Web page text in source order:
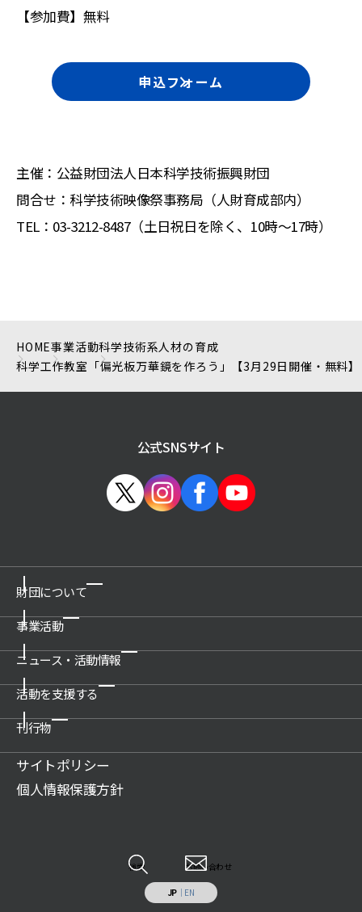
【参加費】無料
申込フォーム
主催：公益財団法人日本科学技術振興財団
問合せ：科学技術映像祭事務局（人財育成部内）
TEL：03-3212-8487（土日祝日を除く、10時～17時）
HOME事業活動科学技術系人材の育成
科学工作教室「偏光板万華鏡を作ろう」【3月29日開催・無料】
公式SNSサイト
財団について
ご挨拶
概要
沿革
関連団体
アクセス
事業活動
博物館の運営管理・プロデュース
科学技術館
所沢航空発祥記念館
展示物の貸出（巡回展示物）
科学技術系人材の育成
情報システムの受託開発と運用業務
ニュース・活動情報
新着情報一覧
プレスリリース
活動情報
広報誌記事
活動を支援する
ご支援のお願い
賛助会について
ご遺贈のご案内
刊行物
財団案内
JSF TODAY
サイトポリシー
個人情報保護方針
JP｜ EN
検索 お問い合わせ